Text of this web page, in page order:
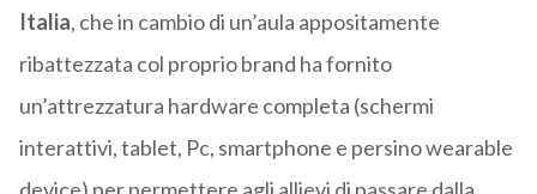
Italia, che in cambio di un’aula appositamente
ribattezzata col proprio brand ha fornito
un’attrezzatura hardware completa (schermi
interattivi, tablet, Pc, smartphone e persino wearable